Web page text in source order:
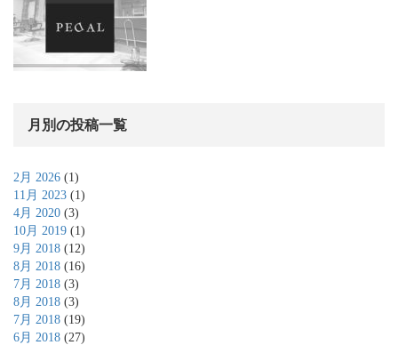
月別の投稿一覧
2月 2026 (1)
11月 2023 (1)
4月 2020 (3)
10月 2019 (1)
9月 2018 (12)
8月 2018 (16)
7月 2018 (3)
8月 2018 (3)
7月 2018 (19)
6月 2018 (27)